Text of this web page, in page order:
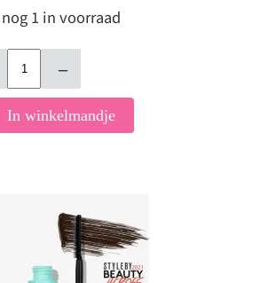
nog 1 in voorraad
–
In winkelmandje